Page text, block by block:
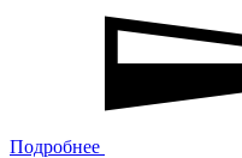
Подробнее